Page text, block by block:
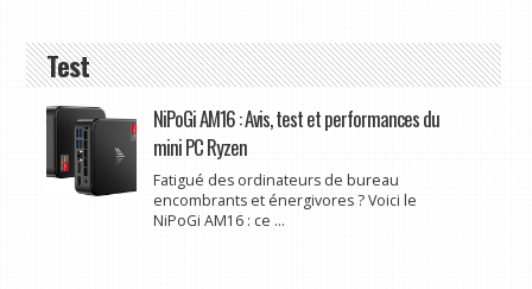
Test
NiPoGi AM16 : Avis, test et performances du
mini PC Ryzen
Fatigué des ordinateurs de bureau
encombrants et énergivores ? Voici le
NiPoGi AM16 : ce ...